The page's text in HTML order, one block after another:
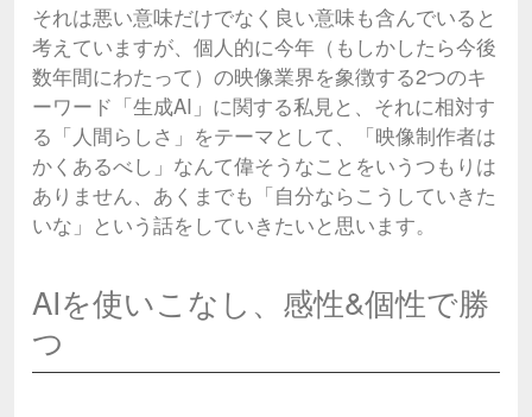
それは悪い意味だけでなく良い意味も含んでいると
考えていますが、個人的に今年（もしかしたら今後
数年間にわたって）の映像業界を象徴する2つのキ
ーワード「生成AI」に関する私見と、それに相対す
る「人間らしさ」をテーマとして、「映像制作者は
かくあるべし」なんて偉そうなことをいうつもりは
ありません、あくまでも「自分ならこうしていきた
いな」という話をしていきたいと思います。
AIを使いこなし、感性&個性で勝
つ